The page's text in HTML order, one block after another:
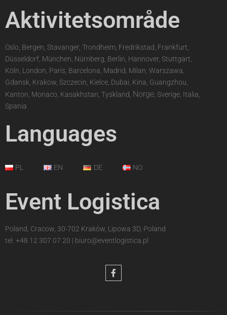
Aktivitetsområde
Oslo, Bergen, Stavanger, Trondheim, Fredrikstad, Frankfurt,
Düsseldorf, München, Nürnberg, Berlin, Hannover, Stuttgart,
Köln, London, Paris, Barcelona, Madrid, Milan, Warszawa,
Gdansk, Krakow, Szczecin, Kielce, Dubai, Kina, Guangzhou,
Kanton, Monaco, Kasakhstan, Tyskland, Norge, Sverige, Italia,
Spania
Languages
PL EN DE NO
Event Logistica
Poland, Cracow, 30-702 Kraków, Lipowa 3D, Poland
tel. +48 12 307 07 20 | biuro@eventlogistica.pl